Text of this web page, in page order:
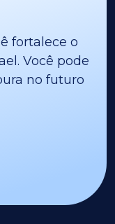
fortalece o
Você pode
no futuro